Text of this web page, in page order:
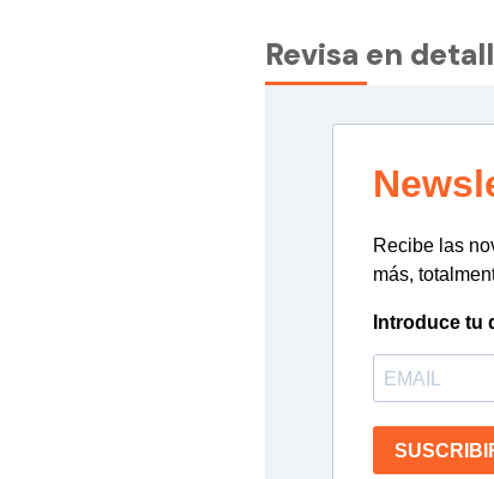
Revisa en
Recibe las
más,
Introduce tu